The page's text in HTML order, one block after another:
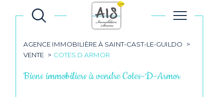
AGENCE IMMOBILIÈRE À SAINT-CAST-LE-GUILDO
VENTE
COTES D ARMOR
Biens immobiliers à vendre Cotes-D-Armor